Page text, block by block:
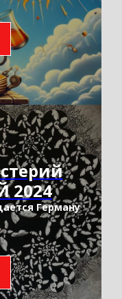
2024
Герману